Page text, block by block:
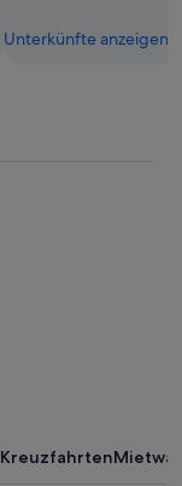
Unterkünfte anzeigen
Kreuzfahrten